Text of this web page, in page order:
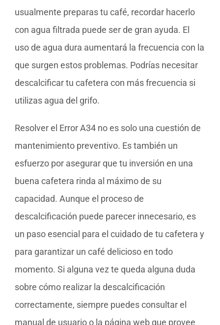
usualmente preparas tu café, recordar hacerlo
con agua filtrada puede ser de gran ayuda. El
uso de agua dura aumentará la frecuencia con la
que surgen estos problemas. Podrías necesitar
descalcificar tu cafetera con más frecuencia si
utilizas agua del grifo.
Resolver el Error A34 no es solo una cuestión de
mantenimiento preventivo. Es también un
esfuerzo por asegurar que tu inversión en una
buena cafetera rinda al máximo de su
capacidad. Aunque el proceso de
descalcificación puede parecer innecesario, es
un paso esencial para el cuidado de tu cafetera y
para garantizar un café delicioso en todo
momento. Si alguna vez te queda alguna duda
sobre cómo realizar la descalcificación
correctamente, siempre puedes consultar el
manual de usuario o la página web que provee